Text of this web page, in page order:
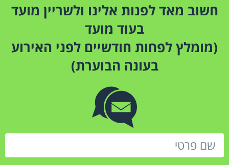
חשוב מאד לפנות אלינו ולשריין מועד
בעוד מועד
(מומלץ לפחות חודשיים לפני האירוע
בעונה הבוערת)